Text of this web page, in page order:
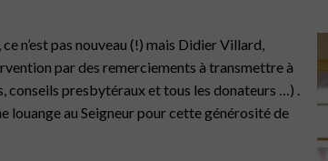
n’est pas nouveau (!) mais Didier Villard,
par des remerciements à transmettre à
conseils presbytéraux et tous les donateurs …) .
louange au Seigneur pour cette générosité de